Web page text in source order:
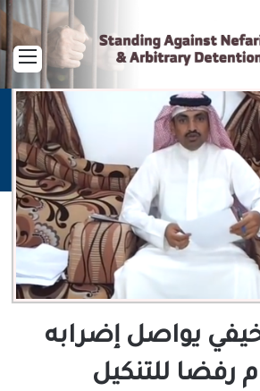
يواصل إضرابه
رفضا للتنكيل